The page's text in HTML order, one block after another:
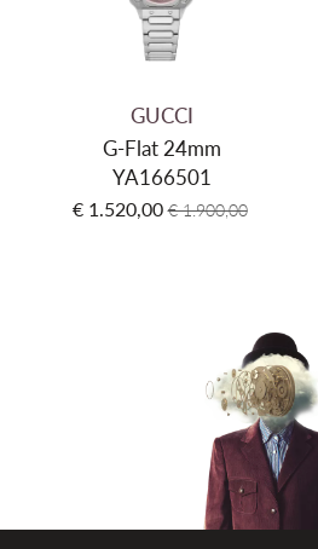
Kleur wijzerplaat
Kleur band
Sluiting type
Waterdichtheid
5 ATM (50
GUCCI
G-Flat 24mm
YA166501
€ 1.520,00 € 1.900,00